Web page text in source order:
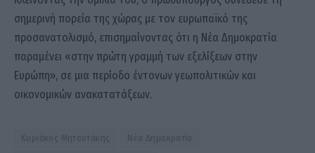
σημερινή πορεία της χώρας με τον ευρωπαϊκό της
προσανατολισμό, επισημαίνοντας ότι η Νέα Δημοκρατία
παραμένει «στην πρώτη γραμμή των εξελίξεων στην
Ευρώπη», σε μια περίοδο έντονων γεωπολιτικών και
οικονομικών ανακατατάξεων.
Κυριάκος Μητσοτάκης Νέα Δημοκρατία